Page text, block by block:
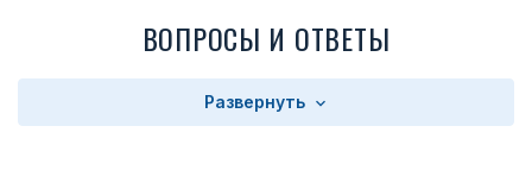
ВОПРОСЫ И ОТВЕТЫ
Развернуть